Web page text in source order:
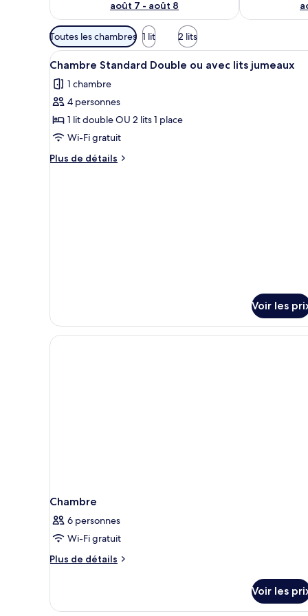
août 7 - août 8
Filtres
disponibles
pour
les
chambres
Toutes les chambres 1 lit 2 lits
Afficher
toutes
les
photos
pour
ce
type
de
Une chambre d’hôtel avec
3
Chambre Standard Double ou avec lits jumeaux
1 chambre
4 personnes
1 lit double OU 2 lits 1 place
Wi-Fi gratuit
Plus de détails
Plus
lits
jumeaux
Voir les
Chambre
6 personnes
Wi-Fi gratuit
Plus de détails
Plus
le
Voir les